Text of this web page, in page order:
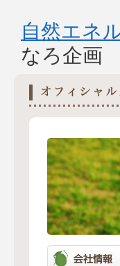
自然エネ
なろ企画